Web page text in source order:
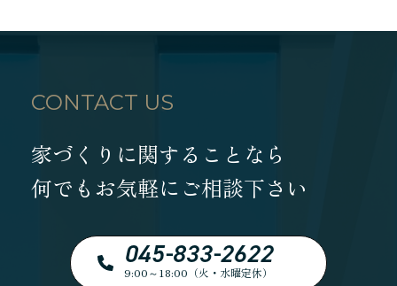
CONTACT US
家づくりに関することなら
何でもお気軽にご相談下さい
045-833-2622
9:00～18:00（火・水曜定休）